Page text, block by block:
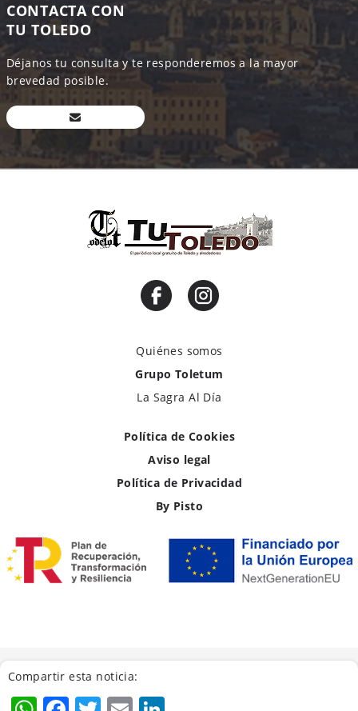
CONTACTA CON
TU TOLEDO
Déjanos tu consulta y te responderemos a la mayor
brevedad posible.
Quiénes somos
Grupo Toletum
La Sagra Al Día
Política de Cookies
Aviso legal
Política de Privacidad
By Pisto
Compartir esta noticia: